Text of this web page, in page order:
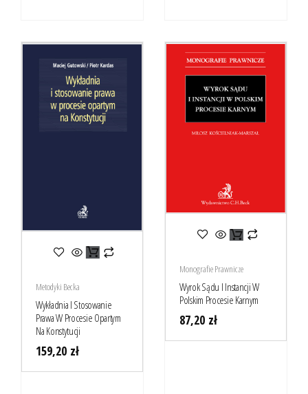
Metodyki Becka
Wykładnia I Stosowanie
Prawa W Procesie Opartym
Na Konstytucji
159,20 zł
Monografie Prawnicze
Wyrok Sądu I Instancji W
Polskim Procesie Karnym
87,20 zł